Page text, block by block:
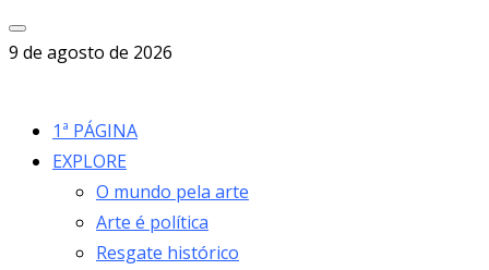
9 de agosto de 2026
1ª PÁGINA
EXPLORE
O mundo pela arte
Arte é política
Resgate histórico